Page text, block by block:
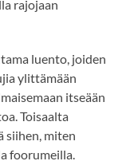
rajojaan
luento, joiden
ylittämään
itseään
Toisaalta
siihen, miten
foorumeilla.